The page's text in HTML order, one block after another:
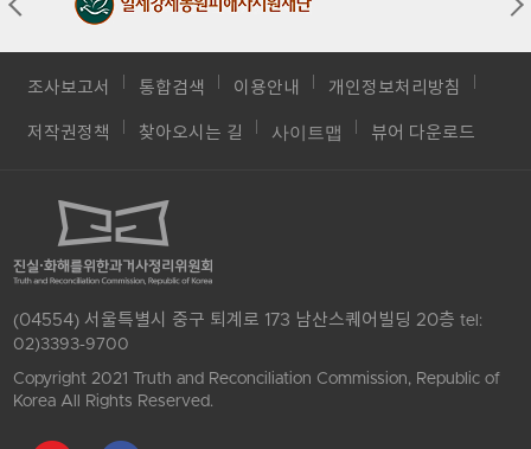
조사보고서 통합검색 이용안내 개인정보처리방침
저작권정책 찾아오시는 길 사이트맵 뷰어 다운로드
(04554) 서울특별시 중구 퇴계로 173 남산스퀘어빌딩 20층tel:
02)3393-9700
Copyright 2021 Truth and Reconciliation Commission, Republic of
Korea All Rights Reserved.